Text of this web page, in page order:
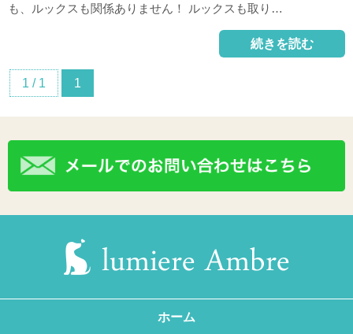
も、ルックスも関係ありません！ ルックスも取り…
続きを読む
1 / 1 1
ホーム